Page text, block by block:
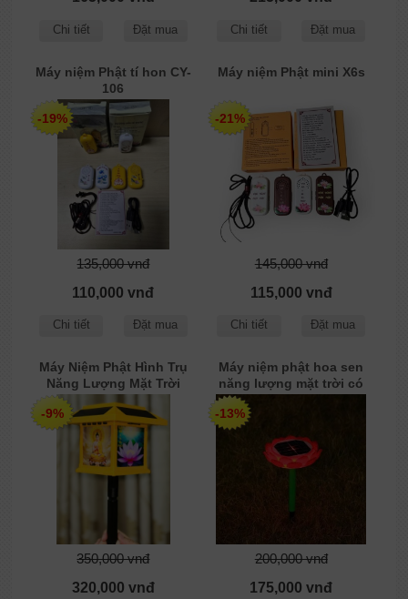
Chi tiết Đặt mua Chi tiết Đặt mua
Máy niệm Phật tí hon CY-
106
-19%
135,000 vnđ
110,000 vnđ
Chi tiết Đặt mua
Máy niệm Phật mini X6s
-21%
145,000 vnđ
115,000 vnđ
Chi tiết Đặt mua
Máy Niệm Phật Hình Trụ
Năng Lượng Mặt Trời
-9%
350,000 vnđ
320,000 vnđ
Máy niệm phật hoa sen
năng lượng mặt trời có
-13%
200,000 vnđ
175,000 vnđ